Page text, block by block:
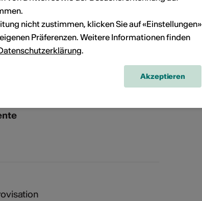
Kalender hinzuzufügen.
nicht zustimmen, klicken Sie auf «Einstellungen»
Präferenzen. Weitere Informationen finden
.
Akzeptieren